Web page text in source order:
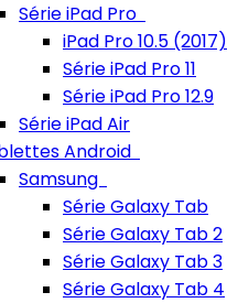
Série iPad Pro
iPad Pro 10.5 (2017)
Série iPad Pro 11
Série iPad Pro 12.9
Série iPad Air
Android
Samsung
Série Galaxy Tab
Série Galaxy Tab 2
Série Galaxy Tab 3
Série Galaxy Tab 4